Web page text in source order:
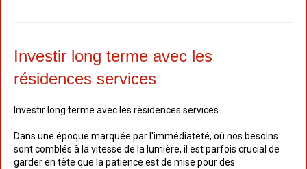
Investir long terme avec les
résidences services
Investir long terme avec les résidences services
Dans une époque marquée par l'immédiateté, où nos besoins
sont comblés à la vitesse de la lumière, il est parfois crucial de
garder en tête que la patience est de mise pour des